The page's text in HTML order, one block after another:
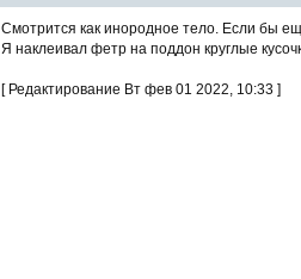
Смотрится как инородное тело. Если бы
Я наклеивал фетр на поддон круглые
[ Редактирование Вт фев 01 2022, 10:33 ]